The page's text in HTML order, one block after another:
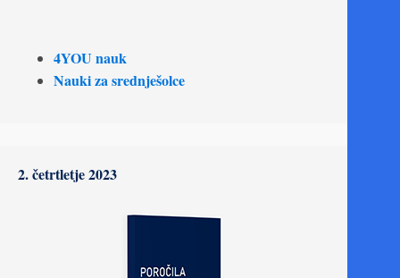
4YOU nauk
Nauki za srednješolce
2. četrtletje 2023